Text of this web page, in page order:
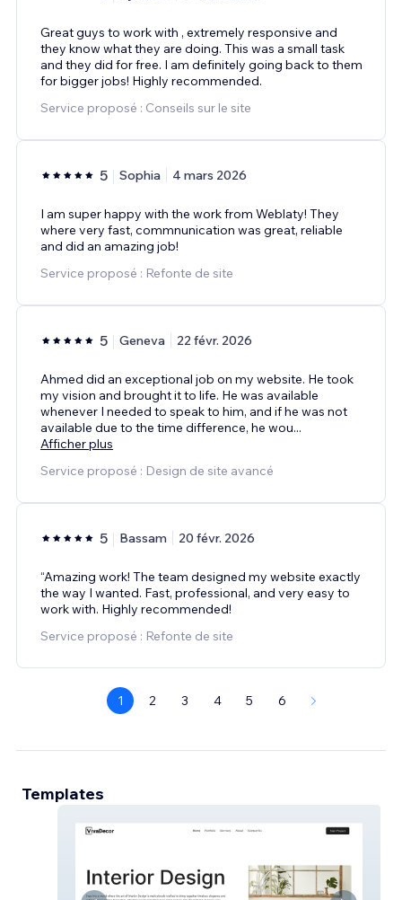
Great guys to work with , extremely responsive and
they know what they are doing. This was a small task
and they did for free. I am definitely going back to them
for bigger jobs! Highly recommended.
Service proposé : Conseils sur le site
5 Sophia 4 mars 2026
I am super happy with the work from Weblaty! They
where very fast, commnunication was great, reliable
and did an amazing job!
Service proposé : Refonte de site
5 Geneva 22 févr. 2026
Ahmed did an exceptional job on my website. He took
my vision and brought it to life. He was available
whenever I needed to speak to him, and if he was not
available due to the time difference, he wou...
Afficher plus
Service proposé : Design de site avancé
5 Bassam 20 févr. 2026
“Amazing work! The team designed my website exactly
the way I wanted. Fast, professional, and very easy to
work with. Highly recommended!
Service proposé : Refonte de site
1 2 3 4 5 6
Templates